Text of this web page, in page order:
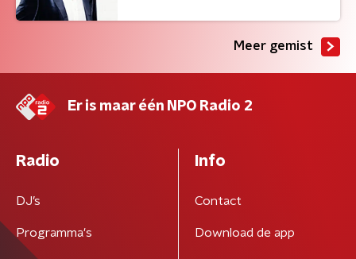
Meer gemist
Er is maar één NPO Radio 2
Radio
DJ’s
Programma's
Info
Contact
Download de app